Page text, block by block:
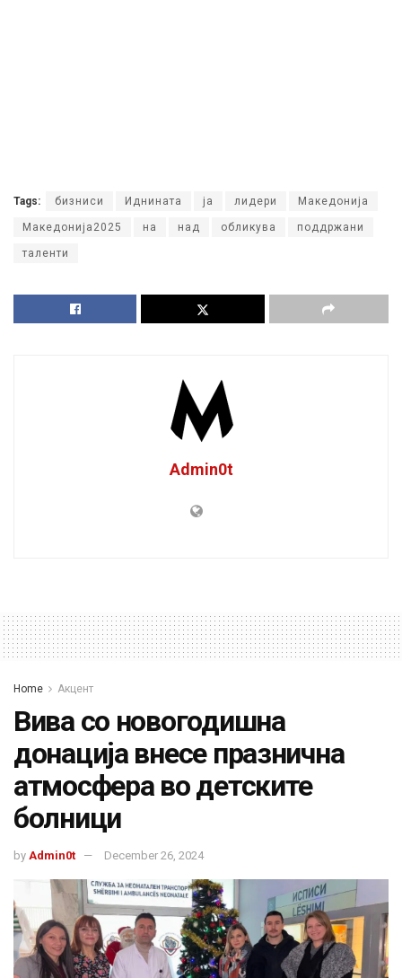
Tags: бизниси Иднината ја лидери Македонија
Македонија2025 на над обликува поддржани
таленти
Admin0t
Home Акцент
Вива со новогодишна
донација внесе празнична
атмосфера во детските
болници
by Admin0t December 26, 2024